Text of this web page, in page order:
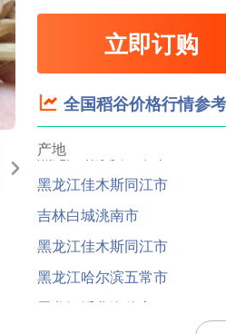
立即订购
全国稻谷价格行情参考
产地
黑龙江哈尔滨五常市
湖北襄阳襄州区
黑龙江佳木斯同江市
吉林白城洮南市
黑龙江佳木斯同江市
黑龙江哈尔滨五常市
黑龙江绥化海伦市